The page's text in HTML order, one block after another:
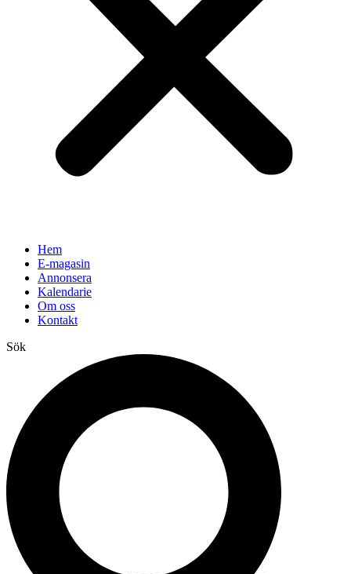
Hem
E-magasin
Annonsera
Kalendarie
Om oss
Kontakt
Sök